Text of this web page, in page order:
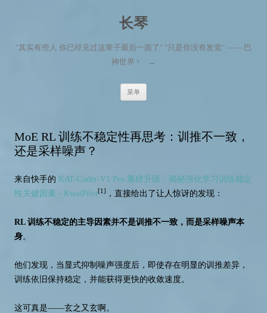
长琴
"其实有些人 你已经见过这辈子最后一面了" "只是你没有发觉" —— 巴
神世界丶
→
菜单
MoE RL 训练不稳定性再思考：训推不一致，
还是采样噪声？
来自快手的 KAT-Coder-V1 Pro 重磅升级，揭秘强化学习训练稳定
性关键因素 - KwaiPilot[1] ，直接给出了让人惊讶的发现：
RL 训练不稳定的主导因素并不是训推不一致，而是采样噪声本
身。
他们发现，当显式抑制噪声强度后，即使存在明显的训推差异，
训练依旧保持稳定，并能获得更快的收敛速度。
这可真是——玄之又玄啊。